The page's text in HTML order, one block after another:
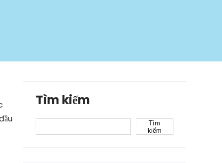
Tìm kiếm
Tìm
kiếm